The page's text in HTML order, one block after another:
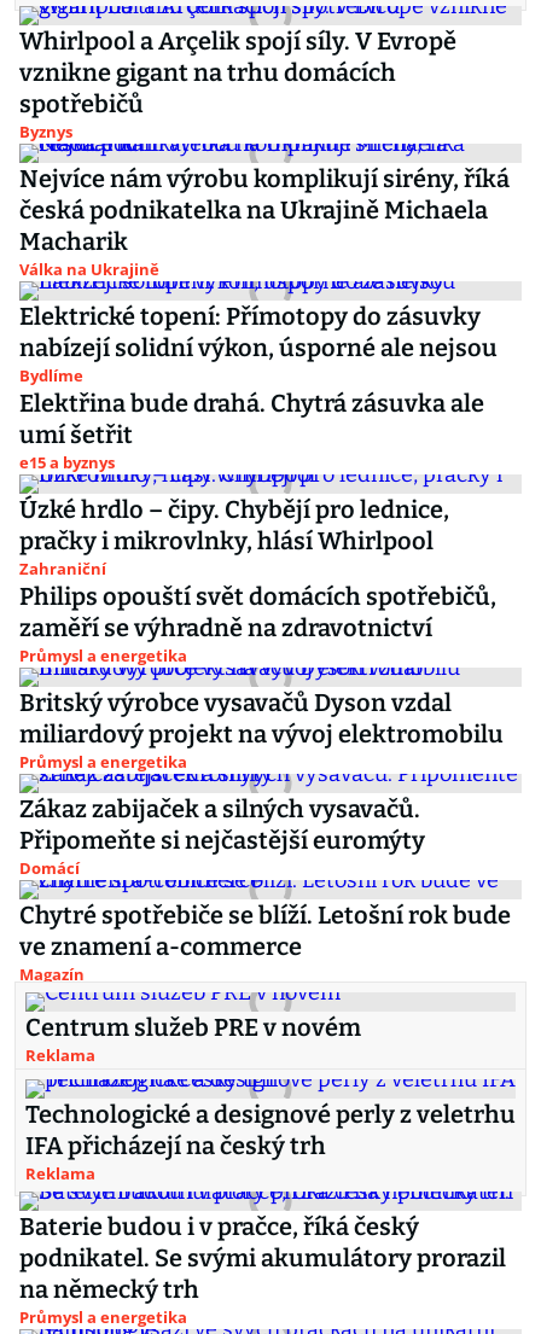
Whirlpool a Arçelik spojí síly. V Evropě
vznikne gigant na trhu domácích
spotřebičů
Byznys
Nejvíce nám výrobu komplikují sirény, říká
česká podnikatelka na Ukrajině Michaela
Macharik
Válka na Ukrajině
Elektrické topení: Přímotopy do zásuvky
nabízejí solidní výkon, úsporné ale nejsou
Bydlíme
Elektřina bude drahá. Chytrá zásuvka ale
umí šetřit
e15 a byznys
Úzké hrdlo – čipy. Chybějí pro lednice,
pračky i mikrovlnky, hlásí Whirlpool
Zahraniční
Philips opouští svět domácích spotřebičů,
zaměří se výhradně na zdravotnictví
Průmysl a energetika
Britský výrobce vysavačů Dyson vzdal
miliardový projekt na vývoj elektromobilu
Průmysl a energetika
Zákaz zabijaček a silných vysavačů.
Připomeňte si nejčastější euromýty
Domácí
Chytré spotřebiče se blíží. Letošní rok bude
ve znamení a-commerce
Magazín
Centrum služeb PRE v novém
Reklama
Technologické a designové perly z veletrhu
IFA přicházejí na český trh
Reklama
Baterie budou i v pračce, říká český
podnikatel. Se svými akumulátory prorazil
na německý trh
Průmysl a energetika